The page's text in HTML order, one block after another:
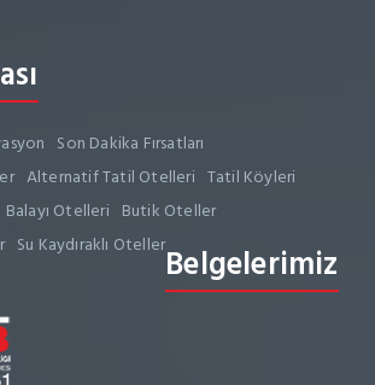
Son Dakika Fırsatları
Alternatif Tatil Otelleri Tatil Köyleri
Balayı Otelleri Butik Oteller
Su Kaydıraklı OtellerBelgelerimiz